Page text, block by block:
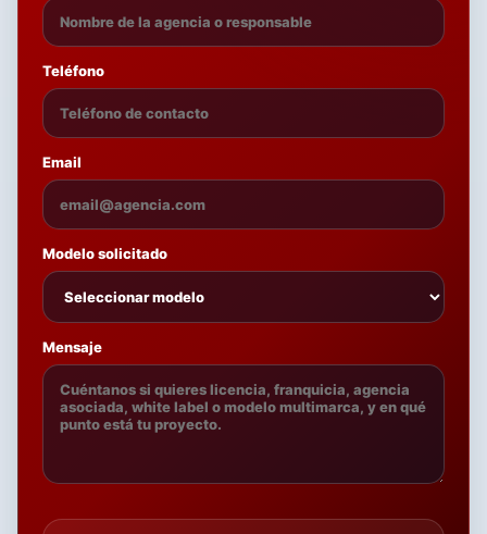
Teléfono
Email
Modelo solicitado
Mensaje